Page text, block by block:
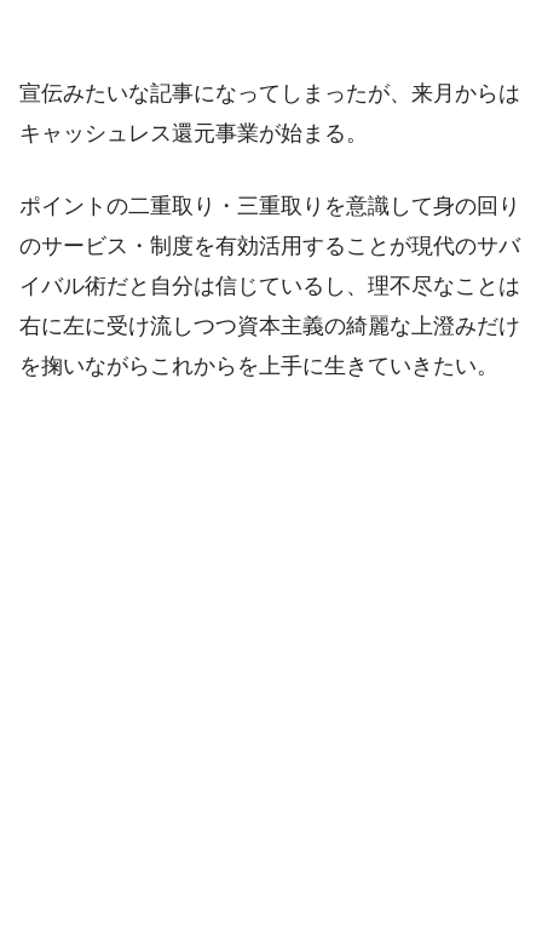
宣伝みたいな記事になってしまったが、来月からは
キャッシュレス還元事業が始まる。
ポイントの二重取り・三重取りを意識して身の回り
のサービス・制度を有効活用することが現代のサバ
イバル術だと自分は信じているし、理不尽なことは
右に左に受け流しつつ資本主義の綺麗な上澄みだけ
を掬いながらこれからを上手に生きていきたい。